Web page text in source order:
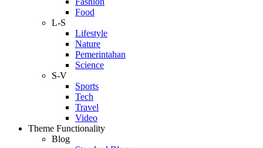
Food
L-S
Lifestyle
Nature
Pemerintahan
Science
S-V
Sports
Tech
Travel
Video
Theme Functionality
Blog